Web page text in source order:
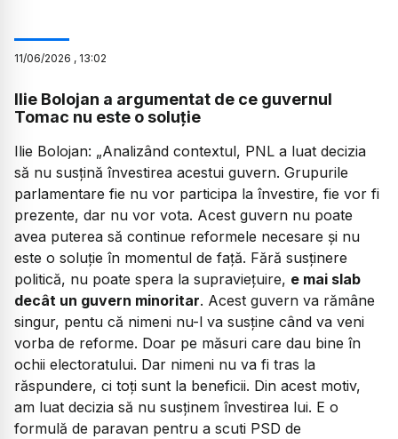
11/06/2026 , 13:02
Ilie Bolojan a argumentat de ce guvernul
Tomac nu este o soluție
Ilie Bolojan: „Analizând contextul, PNL a luat decizia
să nu susțină învestirea acestui guvern. Grupurile
parlamentare fie nu vor participa la învestire, fie vor fi
prezente, dar nu vor vota. Acest guvern nu poate
avea puterea să continue reformele necesare și nu
este o soluție în momentul de față. Fără susținere
politică, nu poate spera la supraviețuire, e mai slab
decât un guvern minoritar. Acest guvern va rămâne
singur, pentu că nimeni nu-l va susține când va veni
vorba de reforme. Doar pe măsuri care dau bine în
ochii electoratului. Dar nimeni nu va fi tras la
răspundere, ci toți sunt la beneficii. Din acest motiv,
am luat decizia să nu susținem învestirea lui. E o
formulă de paravan pentru a scuti PSD de